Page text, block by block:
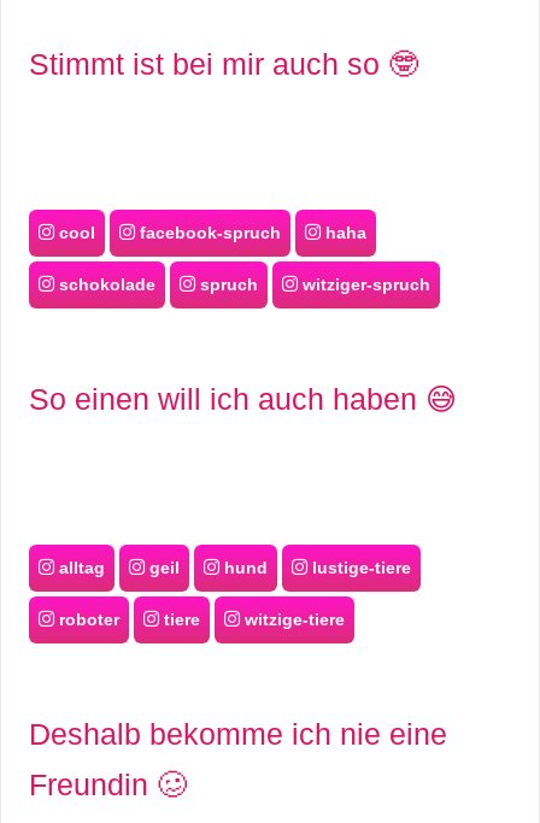
U
Stimmt ist bei mir auch so 🤓
cool facebook-spruch haha
schokolade spruch witziger-spruch
So einen will ich auch haben 😅
alltag geil hund lustige-tiere
roboter tiere witzige-tiere
Deshalb bekomme ich nie eine
Freundin 🥴